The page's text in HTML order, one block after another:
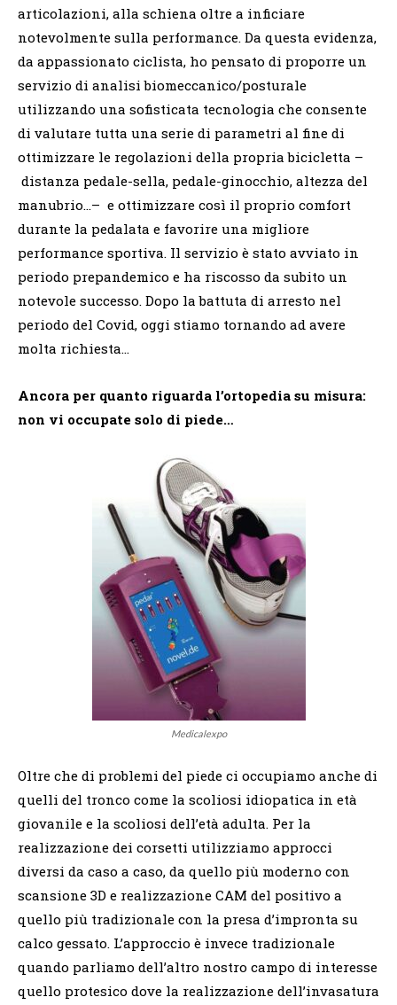
articolazioni, alla schiena oltre a inficiare
notevolmente sulla performance. Da questa evidenza,
da appassionato ciclista, ho pensato di proporre un
servizio di analisibiomeccanico/posturale
utilizzando una sofisticata tecnologia che consente
di valutare tutta una serie di parametri al fine di
ottimizzare le regolazioni della propria bicicletta –
distanza pedale-sella, pedale-ginocchio, altezza del
manubrio…– e ottimizzare così il proprio comfort
durante la pedalata e favorire una migliore
performance sportiva. Il servizio è stato avviato in
periodo prepandemico e ha riscosso da subito un
notevole successo. Dopo la battuta di arresto nel
periodo del Covid, oggi stiamo tornando ad avere
molta richiesta…
Ancora per quanto riguarda l’ortopedia su misura:
non vi occupate solo di piede…
Medicalexpo
Oltre che di problemi del piede ci occupiamo anche di
quelli del tronco come la scoliosi idiopatica in età
giovanile e la scoliosi dell’età adulta. Per la
realizzazione dei corsetti utilizziamo approcci
diversi da caso a caso, da quello più moderno con
scansione 3D e realizzazione CAM del positivo a
quello più tradizionale con la presa d’impronta su
calco gessato. L’approccio è invece tradizionale
quando parliamo dell’altro nostro campo di interesse
quello protesico dove la realizzazione dell’invasatura